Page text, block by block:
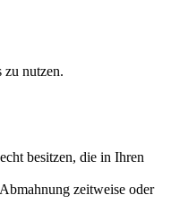
zu nutzen.
besitzen, die in Ihren
zeitweise oder